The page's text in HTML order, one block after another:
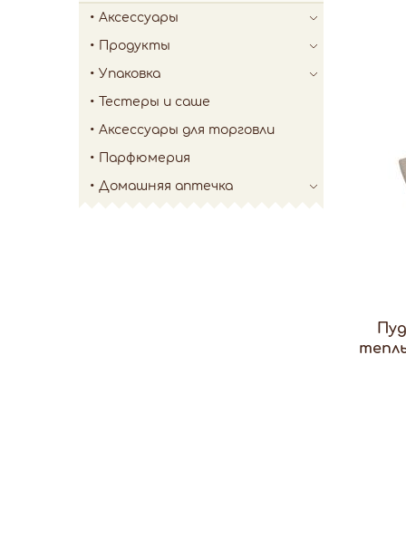
Аксессуары
Продукты
Упаковка
Тестеры и саше
Аксессуары для торговли
Парфюмерия
Домашняя аптечка